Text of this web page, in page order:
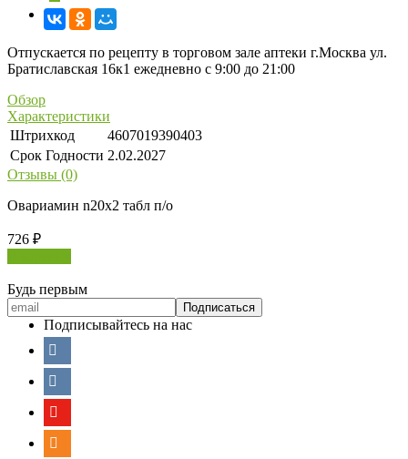
Отпускается по рецепту в торговом зале аптеки г.Москва ул.
Братиславская 16к1 ежедневно с 9:00 до 21:00
Обзор
Характеристики
Штрихкод
4607019390403
Срок Годности 2.02.2027
Отзывы (0)
Овариамин n20х2 табл п/о
726 ₽
Будь первым
Подписывайтесь на нас